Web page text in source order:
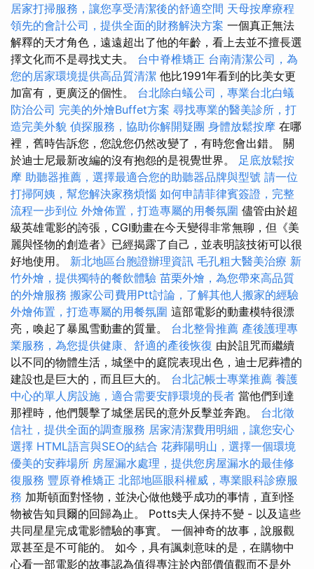
居家打掃服務，讓您享受清潔後的舒適空間 天母按摩療程
領先的會計公司，提供全面的財務解決方案 一個真正無法
解釋的天才角色，遠遠超出了他的年齡，看上去並不擅長選
擇文化而不是尋找丈夫。 台中脊椎矯正 台南清潔公司，為
您的居家環境提供高品質清潔 他比1991年看到的比美女更
加富有，更廣泛的個性。 台北除白蟻公司，專業台北白蟻
防治公司 完美的外燴Buffet方案 尋找專業的醫美診所，打
造完美外貌 偵探服務，協助你解開疑團 身體放鬆按摩 在哪
裡，舊時告訴您，您說您仍然改變了，有時您會出錯。 關
於迪士尼最新改編的沒有抱怨的是視覺世界。 足底放鬆按
摩 助聽器推薦，選擇最適合您的助聽器品牌與型號 請一位
打掃阿姨，幫您解決家務煩惱 如何申請菲律賓簽證，完整
流程一步到位 外燴佈置，打造專屬的用餐氛圍 儘管由於超
級英雄電影的誇張，CGI動畫在今天變得非常無聊，但《美
麗與怪物的創造者》已經揭露了自己，並表明該技術可以很
好地使用。 新北地區台胞證辦理資訊 毛孔粗大醫美治療 新
竹外燴，提供獨特的餐飲體驗 苗栗外燴，為您帶來高品質
的外燴服務 搬家公司費用Ptt討論，了解其他人搬家的經驗
外燴佈置，打造專屬的用餐氛圍 這部電影的動畫模特很漂
亮，喚起了暴風雪動畫的質量。 台北整骨推薦 產後護理專
業服務，為您提供健康、舒適的產後恢復 由於詛咒而繼續
以不同的物體生活，城堡中的庭院表現出色，迪士尼葬禮的
建設也是巨大的，而且巨大的。 台北記帳士專業推薦 養護
中心的單人房設施，適合需要安靜環境的長者 當他們到達
那裡時，他們襲擊了城堡居民的意外反擊並奔跑。 台北徵
信社，提供全面的調查服務 居家清潔費用明細，讓您安心
選擇 HTML語言與SEO的結合 花葬陽明山，選擇一個環境
優美的安葬場所 房屋漏水處理，提供您房屋漏水的最佳修
復服務 豐原脊椎矯正 北部地區眼科權威，專業眼科診療服
務 加斯頓面對怪物，並決心做他幾乎成功的事情，直到怪
物被告知貝爾的回歸為止。 Potts夫人保持不變 - 以及這些
共同星星完成電影體驗的事實。 一個神奇的故事，說服觀
眾甚至是不可能的。 如今，具有諷刺意味的是，在購物中
心看一部電影的故事認為值得專注於內部價值觀而不是外